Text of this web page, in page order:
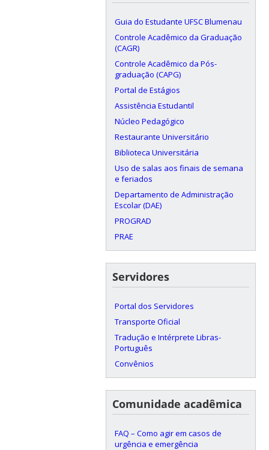
Guia do Estudante UFSC Blumenau
Controle Acadêmico da Graduação
(CAGR)
Controle Acadêmico da Pós-
graduação (CAPG)
Portal de Estágios
Assistência Estudantil
Núcleo Pedagógico
Restaurante Universitário
Biblioteca Universitária
Uso de salas aos finais de semana
e feriados
Departamento de Administração
Escolar (DAE)
PROGRAD
PRAE
Servidores
Portal dos Servidores
Transporte Oficial
Tradução e Intérprete Libras-
Português
Convênios
Comunidade acadêmica
FAQ – Como agir em casos de
urgência e emergência